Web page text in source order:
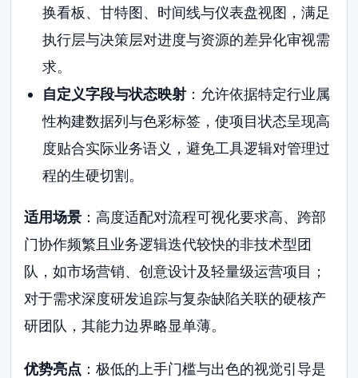
换看板、甘特图、时间线与仪表盘视图，满足
执行层与决策层对进度与资源的差异化审视需
求。
自定义字段与状态映射：允许依据特定行业属
性构建数据列与色彩标签，使项目状态呈现高
度贴合实际业务语义，避免工具逻辑对管理过
程的生硬切割。
适用场景 ：高度适配对流程可视化要求高、跨部
门协作频繁且业务逻辑迭代较快的非技术型团
队，如市场营销、创意设计及轻量级运营项目；
对于需求深度研发追踪与复杂缺陷关联的硬核产
研团队，其能力边界略显单薄。
优势亮点 ：极低的上手门槛与出色的视觉引导是